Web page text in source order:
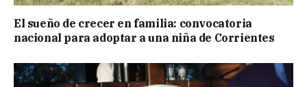
El sueño de crecer en familia: convocatoria
nacional para adoptar a una niña de Corrientes